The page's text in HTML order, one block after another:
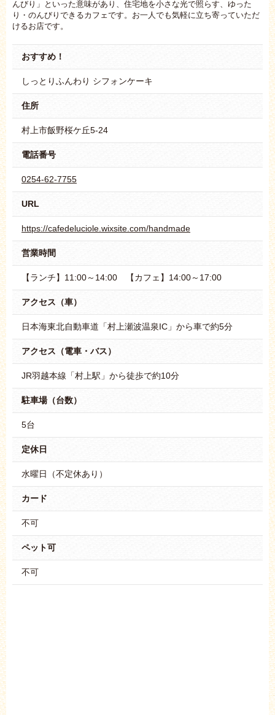
んびり」といった意味があり、住宅地を小さな光で照らす、ゆった
り・のんびりできるカフェです。お一人でも気軽に立ち寄っていただ
けるお店です。
おすすめ！
しっとりふんわり シフォンケーキ
住所
村上市飯野桜ケ丘5-24
電話番号
0254-62-7755
URL
https://cafedeluciole.wixsite.com/handmade
営業時間
【ランチ】11:00～14:00 【カフェ】14:00～17:00
アクセス（車）
日本海東北自動車道「村上瀬波温泉IC」から車で約5分
アクセス（電車・バス）
JR羽越本線「村上駅」から徒歩で約10分
駐車場（台数）
5台
定休日
水曜日（不定休あり）
カード
不可
ペット可
不可